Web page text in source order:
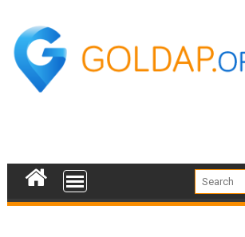
content